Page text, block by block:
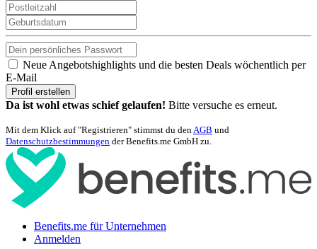
Neue Angebotshighlights und die besten Deals wöchentlich per
E-Mail
Profil erstellen
Da ist wohl etwas schief gelaufen! Bitte versuche es erneut.
Mit dem Klick auf "Registrieren" stimmst du denAGB und
Datenschutzbestimmungen der Benefits.me GmbH zu.
Benefits.me für Unternehmen
Anmelden